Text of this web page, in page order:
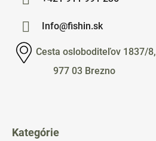
Info@fishin.sk
Cesta osloboditeľov 1837/8,
977 03 Brezno
Kategórie